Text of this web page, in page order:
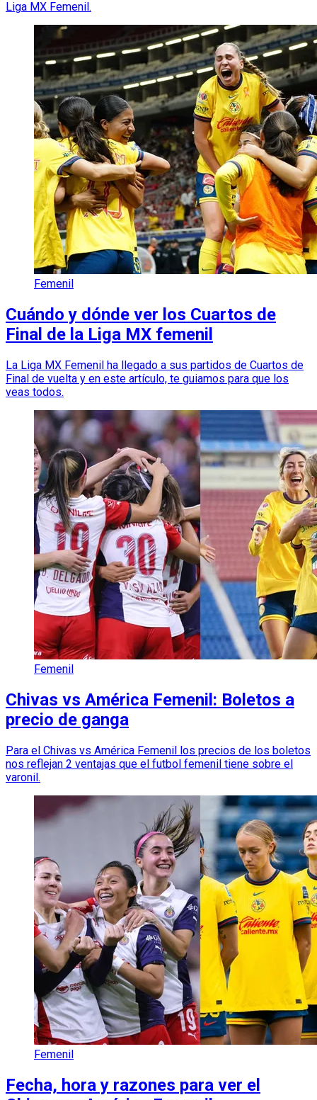
Liga MX Femenil.
Femenil
Cuándo y dónde ver los Cuartos de
Final de la Liga MX femenil
La Liga MX Femenil ha llegado a sus partidos de Cuartos de
Final de vuelta y en este artículo, te guiamos para que los
veas todos.
Femenil
Chivas vs América Femenil: Boletos a
precio de ganga
Para el Chivas vs América Femenil los precios de los boletos
nos reflejan 2 ventajas que el futbol femenil tiene sobre el
varonil.
Femenil
Fecha, hora y razones para ver el